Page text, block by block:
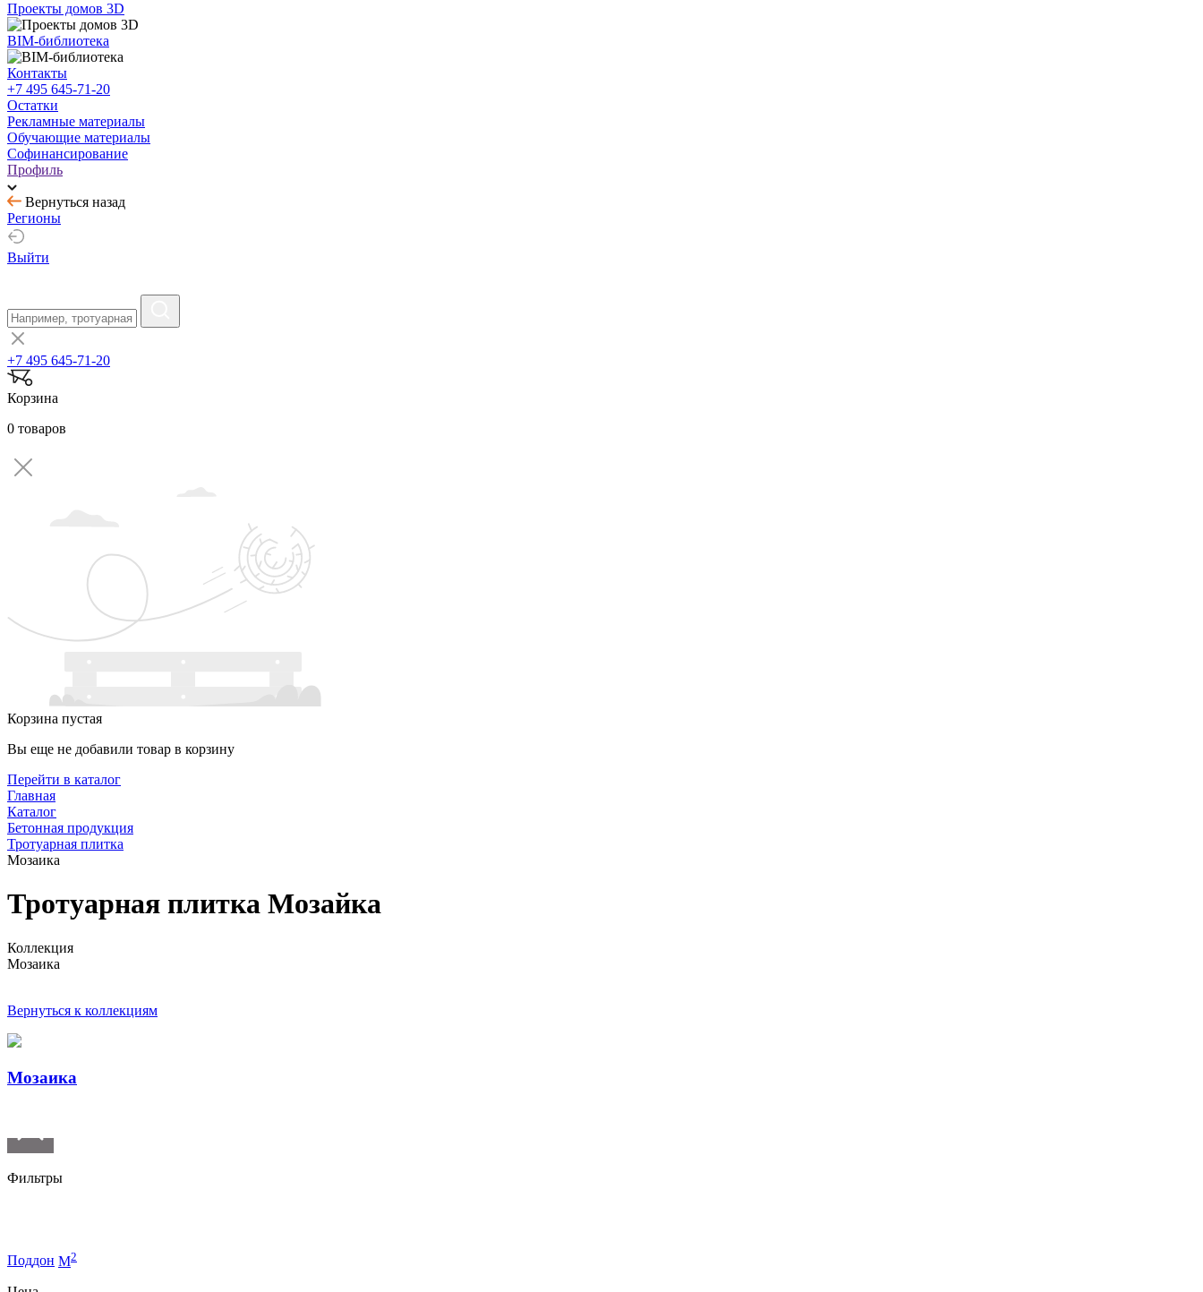
Проекты домов 3D
BIM-библиотека
Контакты
+7 495 645-71-20
Остатки
Рекламные материалы
Обучающие материалы
Софинансирование
Профиль
Вернуться назад
Регионы
Выйти
+7 495 645-71-20
Корзина
0 товаров
Корзина пустая
Вы еще не добавили товар в корзину
Перейти в каталог
Главная
Каталог
Бетонная продукция
Тротуарная плитка
Мозаика
Тротуарная плитка Мозайка
Коллекция
Мозаика
Вернуться к коллекциям
Мозаика
Фильтры
Поддон M2